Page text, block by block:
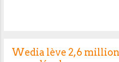
création interne. PSS2009
7/63/Legallais-choisit-
Wedia lève 2,6